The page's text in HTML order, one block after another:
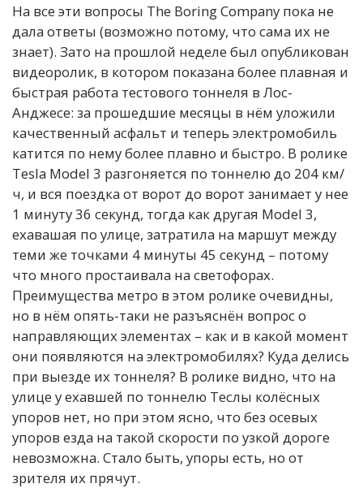
На все эти вопросы The Boring Company пока не
дала ответы (возможно потому, что сама их не
знает). Зато на прошлой неделе был опубликован
видеоролик, в котором показана более плавная и
быстрая работа тестового тоннеля в Лос-
Анджесе: за прошедшие месяцы в нём уложили
качественный асфальт и теперь электромобиль
катится по нему более плавно и быстро. В ролике
Tesla Model 3 разгоняется по тоннелю до 204 км/
ч, и вся поездка от ворот до ворот занимает у нее
1 минуту 36 секунд, тогда как другая Model 3,
ехавашая по улице, затратила на маршут между
теми же точками 4 минуты 45 секунд – потому
что много простаивала на светофорах.
Преимущества метро в этом ролике очевидны,
но в нём опять-таки не разъяснён вопрос о
направляющих элементах – как и в какой момент
они появляются на электромобилях? Куда делись
при выезде их тоннеля? В ролике видно, что на
улице у ехавшей по тоннелю Теслы колёсных
упоров нет, но при этом ясно, что без осевых
упоров езда на такой скорости по узкой дороге
невозможна. Стало быть, упоры есть, но от
зрителя их прячут.